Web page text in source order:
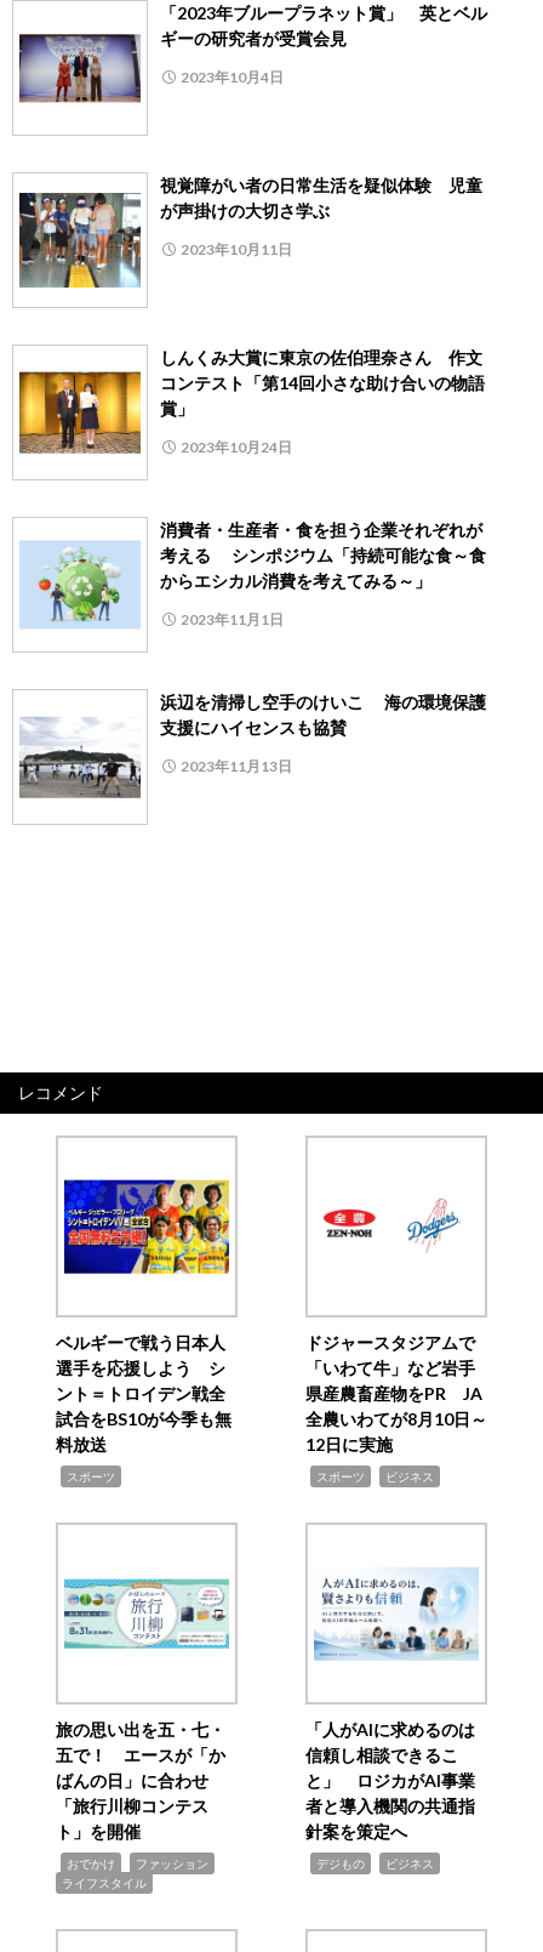
「2023年ブループラネット賞」 英とベル
ギーの研究者が受賞会見
2023年10月4日
視覚障がい者の日常生活を疑似体験 児童
が声掛けの大切さ学ぶ
2023年10月11日
しんくみ大賞に東京の佐伯理奈さん 作文
コンテスト「第14回小さな助け合いの物語
賞」
2023年10月24日
消費者・生産者・食を担う企業それぞれが
考える シンポジウム「持続可能な食～食
からエシカル消費を考えてみる～」
2023年11月1日
浜辺を清掃し空手のけいこ 海の環境保護
支援にハイセンスも協賛
2023年11月13日
レコメンド
ベルギーで戦う日本人
選手を応援しよう シ
ント＝トロイデン戦全
試合をBS10が今季も無
料放送
スポーツ
ドジャースタジアムで
「いわて牛」など岩手
県産農畜産物をPR JA
全農いわてが8月10日～
12日に実施
スポーツ ビジネス
旅の思い出を五・七・
五で！ エースが「か
ばんの日」に合わせ
「旅行川柳コンテス
ト」を開催
おでかけ ファッション
ライフスタイル
「人がAIに求めるのは
信頼し相談できるこ
と」 ロジカがAI事業
者と導入機関の共通指
針案を策定へ
デジもの ビジネス